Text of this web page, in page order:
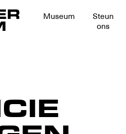
Museum
Steun
ons